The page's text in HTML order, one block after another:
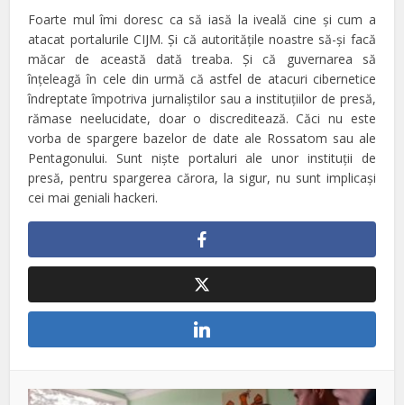
Foarte mul îmi doresc ca să iasă la iveală cine şi cum a
atacat portalurile CIJM. Şi că autorităţile noastre să-şi facă
măcar de această dată treaba. Şi că guvernarea să
înţeleagă în cele din urmă că astfel de atacuri cibernetice
îndreptate împotriva jurnaliştilor sau a instituţiilor de presă,
rămase neelucidate, doar o discreditează. Căci nu este
vorba de spargere bazelor de date ale Rossatom sau ale
Pentagonului. Sunt nişte portaluri ale unor instituţii de
presă, pentru spargerea cărora, la sigur, nu sunt implicaşi
cei mai geniali hackeri.